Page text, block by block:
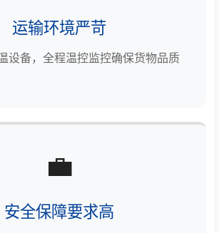
运输环境严苛
设备，全程温控监控确保货物品质
💼
安全保障要求高